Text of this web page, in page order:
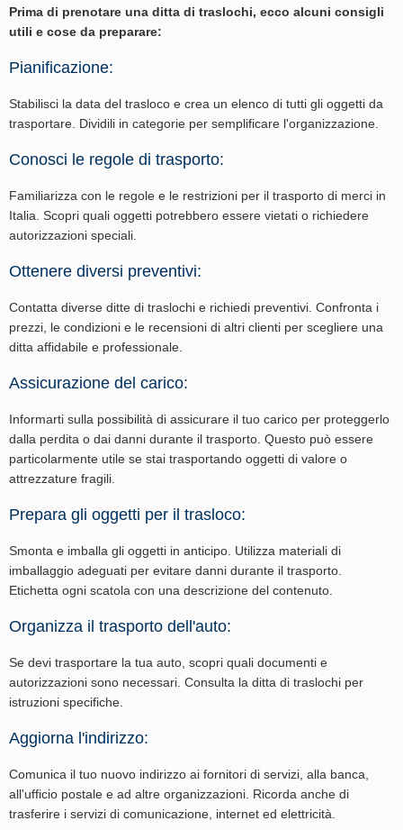
Prima di prenotare una ditta di traslochi, ecco alcuni consigli
utili e cose da preparare:
Pianificazione:
Stabilisci la data del trasloco e crea un elenco di tutti gli oggetti da
trasportare. Dividili in categorie per semplificare l'organizzazione.
Conosci le regole di trasporto:
Familiarizza con le regole e le restrizioni per il trasporto di merci in
Italia. Scopri quali oggetti potrebbero essere vietati o richiedere
autorizzazioni speciali.
Ottenere diversi preventivi:
Contatta diverse ditte di traslochi e richiedi preventivi. Confronta i
prezzi, le condizioni e le recensioni di altri clienti per scegliere una
ditta affidabile e professionale.
Assicurazione del carico:
Informarti sulla possibilità di assicurare il tuo carico per proteggerlo
dalla perdita o dai danni durante il trasporto. Questo può essere
particolarmente utile se stai trasportando oggetti di valore o
attrezzature fragili.
Prepara gli oggetti per il trasloco:
Smonta e imballa gli oggetti in anticipo. Utilizza materiali di
imballaggio adeguati per evitare danni durante il trasporto.
Etichetta ogni scatola con una descrizione del contenuto.
Organizza il trasporto dell'auto:
Se devi trasportare la tua auto, scopri quali documenti e
autorizzazioni sono necessari. Consulta la ditta di traslochi per
istruzioni specifiche.
Aggiorna l'indirizzo:
Comunica il tuo nuovo indirizzo ai fornitori di servizi, alla banca,
all'ufficio postale e ad altre organizzazioni. Ricorda anche di
trasferire i servizi di comunicazione, internet ed elettricità.